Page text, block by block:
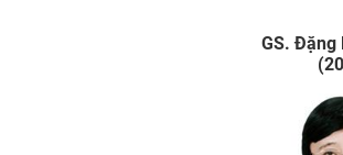
GS. Đặng